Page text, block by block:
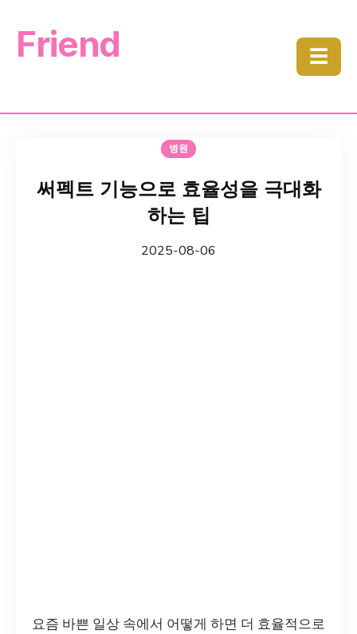
Friend ☰
병원
써펙트 기능으로 효율성을 극대화
하는 팁
2025-08-06
요즘 바쁜 일상 속에서 어떻게 하면 더 효율적으로